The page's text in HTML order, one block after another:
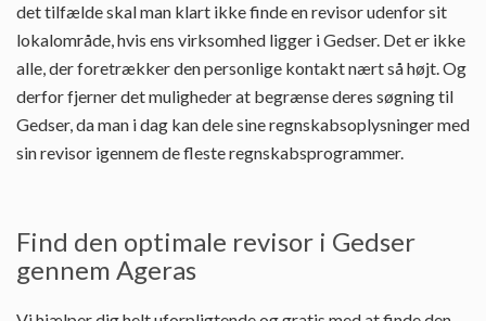
det tilfælde skal man klart ikke finde en revisor udenfor sit
lokalområde, hvis ens virksomhed ligger i Gedser. Det er ikke
alle, der foretrækker den personlige kontakt nært så højt. Og
derfor fjerner det muligheder at begrænse deres søgning til
Gedser, da man i dag kan dele sine regnskabsoplysninger med
sin revisor igennem de fleste regnskabsprogrammer.
Find den optimale revisor i Gedser
gennem Ageras